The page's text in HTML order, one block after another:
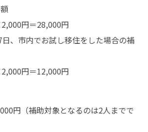
額
円＝28,000円
日、市内でお試し移住をした場合の補
円＝12,000円
円（補助対象となるのは2人までで